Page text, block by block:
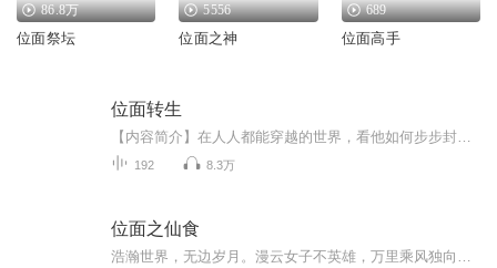
86.8万
位面祭坛
5556
位面之神
689
位面高手
位面转生
192 8.3万
位面之仙食